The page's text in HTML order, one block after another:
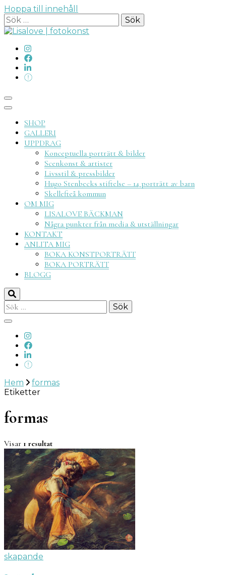
Hoppa till innehåll
Sök
efter:
SHOP
GALLERI
UPPDRAG
Konceptuella porträtt & bilder
Scenkonst & artister
Livsstil & pressbilder
Hugo Stenbecks stiftelse – 14 porträtt av barn
Skellefteå kommun
OM MIG
LISALOVE BÄCKMAN
Några punkter från media & utställningar
KONTAKT
ANLITA MIG
BOKA KONSTPORTRÄTT
BOKA PORTRÄTT
BLOGG
Sök
efter:
Hem
formas
Etiketter
formas
Visar 1 resultat
skapande